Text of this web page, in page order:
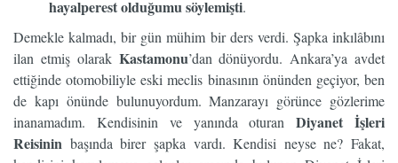
hayalperest olduğumu söylemişti.
Demekle kalmadı, bir gün mühim bir ders verdi. Şapka inkılâbını
ilan etmiş olarak Kastamonu’dan dönüyordu. Ankara’ya avdet
ettiğinde otomobiliyle eski meclis binasının önünden geçiyor, ben
de kapı önünde bulunuyordum. Manzarayı görünce gözlerime
inanamadım. Kendisinin ve yanında oturanDiyanet İşleri
Reisinin başında birer şapka vardı. Kendisi neyse ne? Fakat,